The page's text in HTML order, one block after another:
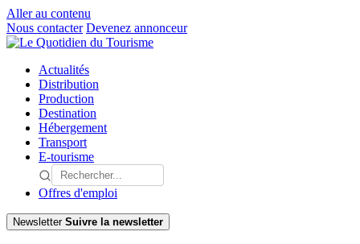
Aller au contenu
Nous contacter Devenez annonceur
Actualités
Distribution
Production
Destination
Hébergement
Transport
E-tourisme
Offres d'emploi
Newsletter Suivre la newsletter